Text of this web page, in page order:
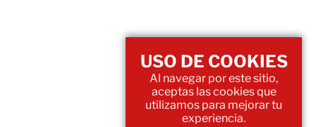
USO DE COOKIES
Al navegar por este sitio,
aceptas las cookies que
utilizamos para mejorar tu
experiencia.